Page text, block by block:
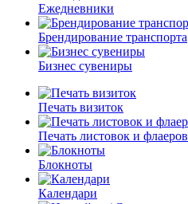
Ежедневники
Брендирование транспорта
Бизнес сувениры
Печать визиток
Печать листовок и флаеров
Блокноты
Календари